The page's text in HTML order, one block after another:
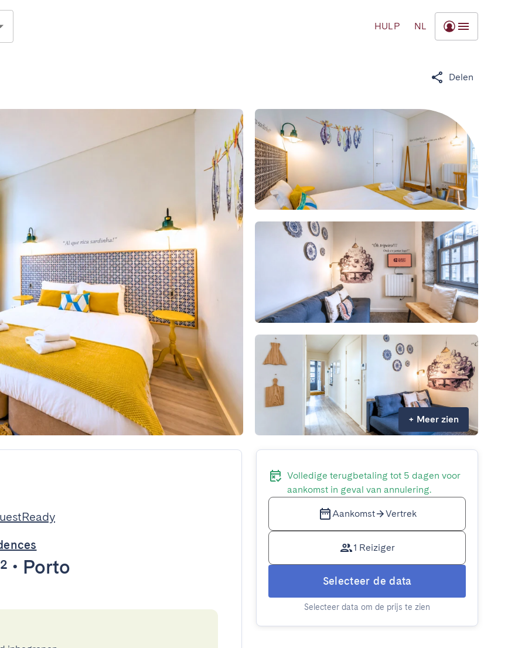
HULP NL
Delen
+ Meer zien
• Porto
Volledige terugbetaling tot 5 dagen voor
aankomst in geval van annulering.
Aankomst Vertrek
1 Reiziger
Selecteer de data
Selecteer data om de prijs te zien